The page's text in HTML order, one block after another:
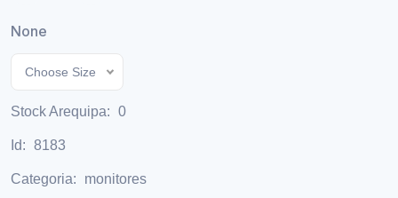
None
Choose Size
Stock Arequipa: 0
Id: 8183
Categoria: monitores